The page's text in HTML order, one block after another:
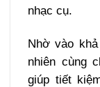
nhạc cụ.
Nhờ vào
nhiên cùng
giúp tiết